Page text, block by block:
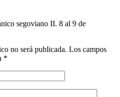
segoviano II. 8 al 9 de
no será publicada. Los campos
*